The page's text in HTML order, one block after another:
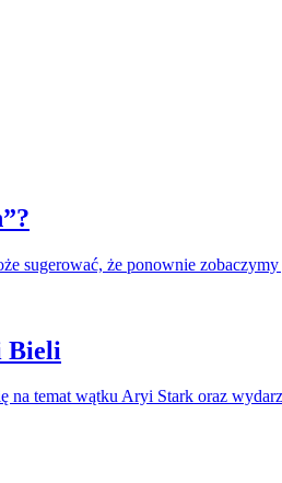
sugerować, że ponownie
Bieli
temat wątku Aryi Stark oraz